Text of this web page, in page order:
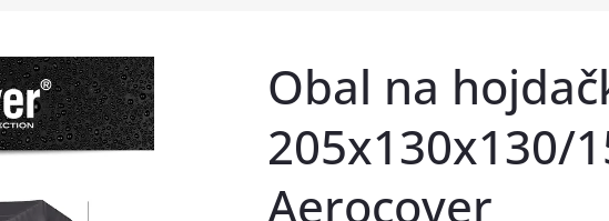
Obal na
205x130x130/
Aerocover